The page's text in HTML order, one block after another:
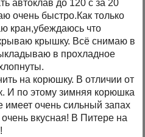
автоклав до 120 с за 20
очень быстро.Как только
кран,убеждаюсь что
крышку. Всё снимаю в
в прохладное
на корюшку. В отличии от
И по этому зимняя корюшка
очень сильный запах
вкусная! В Питере на